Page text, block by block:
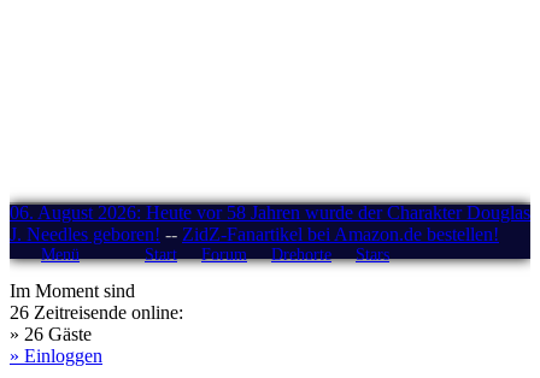
06. August 2026: Heute vor 58 Jahren wurde der Charakter Douglas
J. Needles geboren! -- ZidZ-Fanartikel bei Amazon.de bestellen!
Menü Start Forum Drehorte Stars
Im Moment sind
26 Zeitreisende online:
» 26 Gäste
» Einloggen